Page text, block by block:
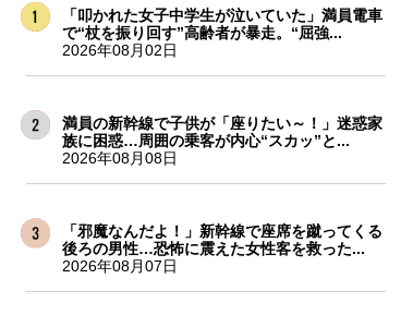
「叩かれた女子中学生が泣いていた」満員電車
で“杖を振り回す”高齢者が暴走。“屈強...
2026年08月02日
満員の新幹線で子供が「座りたい～！」迷惑家
族に困惑…周囲の乗客が内心“スカッ”と...
2026年08月08日
「邪魔なんだよ！」新幹線で座席を蹴ってくる
後ろの男性…恐怖に震えた女性客を救った...
2026年08月07日